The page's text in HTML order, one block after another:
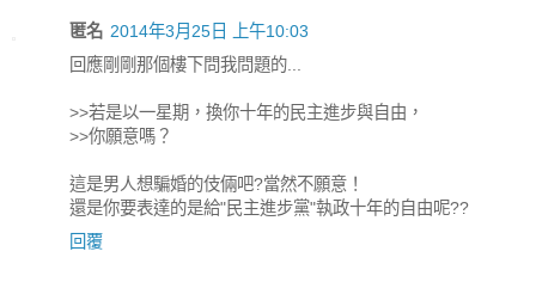
匿名 2014年3月25日 上午10:03
回應剛剛那個樓下問我問題的...
>>若是以一星期，換你十年的民主進步與自由，
>>你願意嗎？
這是男人想騙婚的伎倆吧?當然不願意！
還是你要表達的是給"民主進步黨"執政十年的自由呢??
回覆